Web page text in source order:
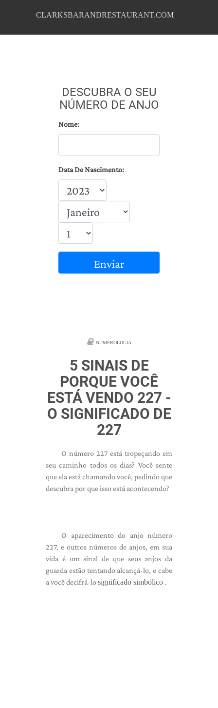
CLARKSBARANDRESTAURANT.COM
DESCUBRA O SEU
NÚMERO DE ANJO
Nome:
Data De Nascimento:
Enviar
NUMEROLOGIA
5 SINAIS DE
PORQUE VOCÊ
ESTÁ VENDO 227 -
O SIGNIFICADO DE
227
O número 227 está tropeçando em
seu caminho todos os dias? Você sente
que ela está chamando você, pedindo que
descubra por que isso está acontecendo?
O aparecimento do anjo número
227, e outros números de anjos, em sua
vida é um sinal de que seus anjos da
guarda estão tentando alcançá-lo, e cabe
a você decifrá-losignificado simbólico .